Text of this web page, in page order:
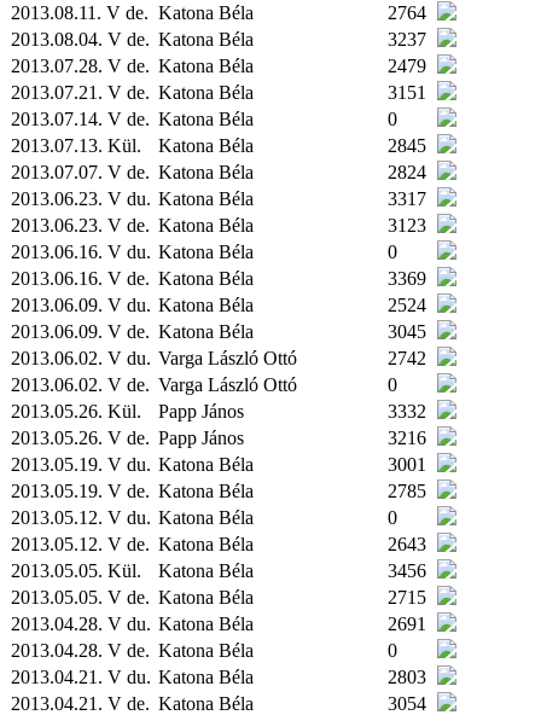
2013.08.11. V de. Katona Béla
2764
2013.08.04. V de. Katona Béla
3237
2013.07.28. V de. Katona Béla
2479
2013.07.21. V de. Katona Béla
3151
2013.07.14. V de. Katona Béla
0
2013.07.13. Kül. Katona Béla
2845
2013.07.07. V de. Katona Béla
2824
2013.06.23. V du. Katona Béla
3317
2013.06.23. V de. Katona Béla
3123
2013.06.16. V du. Katona Béla
0
2013.06.16. V de. Katona Béla
3369
2013.06.09. V du. Katona Béla
2524
2013.06.09. V de. Katona Béla
3045
2013.06.02. V du. Varga László Ottó
2742
2013.06.02. V de. Varga László Ottó
0
2013.05.26. Kül. Papp János
3332
2013.05.26. V de. Papp János
3216
2013.05.19. V du. Katona Béla
3001
2013.05.19. V de. Katona Béla
2785
2013.05.12. V du. Katona Béla
0
2013.05.12. V de. Katona Béla
2643
2013.05.05. Kül. Katona Béla
3456
2013.05.05. V de. Katona Béla
2715
2013.04.28. V du. Katona Béla
2691
2013.04.28. V de. Katona Béla
0
2013.04.21. V du. Katona Béla
2803
2013.04.21. V de. Katona Béla
3054